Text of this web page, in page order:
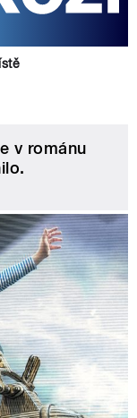
v románu